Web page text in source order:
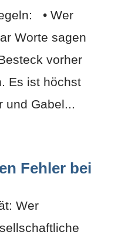
• Wer
Worte sagen
vorher
Es ist höchst
und Gabel...
Fehler bei
Wer